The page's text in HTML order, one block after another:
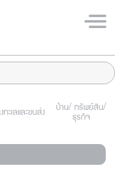
ทะเลและขนส่ง
บ้าน/ ทรัพย์สิน/
ธุรกิจ